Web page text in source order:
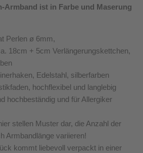
Armband ist in Farbe und Maserung
Perlen ø 6mm,
18cm + 5cm Verlängerungskettchen,
Edelstahl, silberfarben
hochflexibel und langlebig
hochbeständig und für Allergiker
stellen Muster dar, die Anzahl der
Armbandlänge variieren!
kommt liebevoll verpackt in einer